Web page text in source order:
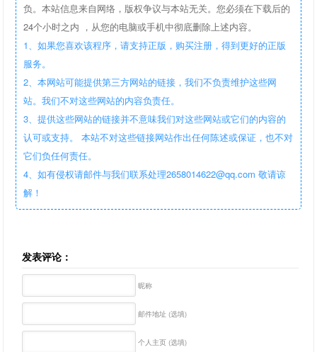
负。本站信息来自网络，版权争议与本站无关。您必须在下载后的
24个小时之内 ，从您的电脑或手机中彻底删除上述内容。
1、如果您喜欢该程序，请支持正版，购买注册，得到更好的正版
服务。
2、本网站可能提供第三方网站的链接，我们不负责维护这些网
站。我们不对这些网站的内容负责任。
3、提供这些网站的链接并不意味我们对这些网站或它们的内容的
认可或支持。 本站不对这些链接网站作出任何陈述或保证，也不对
它们负任何责任。
4、如有侵权请邮件与我们联系处理2658014622@qq.com 敬请谅
解！
发表评论：
昵称
邮件地址 (选填)
个人主页 (选填)